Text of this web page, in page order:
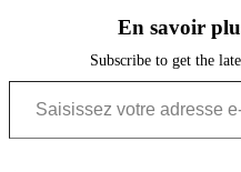
En savoir
Subscribe to get the
Saisissez votre adresse e-mail…